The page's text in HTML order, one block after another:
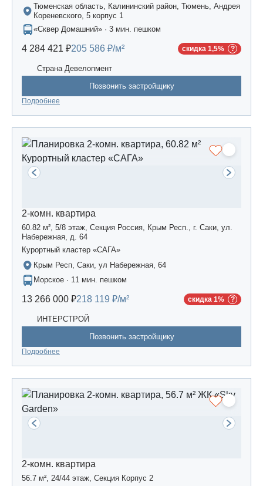
Тюменская область, Калининский район, Тюмень, Андрея
Кореневского, 5 корпус 1
«Сквер Домашний» · 3 мин. пешком
4 284 421 ₽205 586 ₽/м² скидка 1,5%
Страна Девелопмент
Позвонить застройщику
Подробнее
2-комн. квартира
60.82 м², 5/8 этаж, Секция Россия, Крым Респ., г. Саки, ул.
Набережная, д. 64
Курортный кластер «САГА»
Крым Респ, Саки, ул Набережная, 64
Морское · 11 мин. пешком
13 266 000 ₽218 119 ₽/м² скидка 1%
ИНТЕРСТРОЙ
Позвонить застройщику
Подробнее
2-комн. квартира
56.7 м², 24/44 этаж, Секция Корпус 2